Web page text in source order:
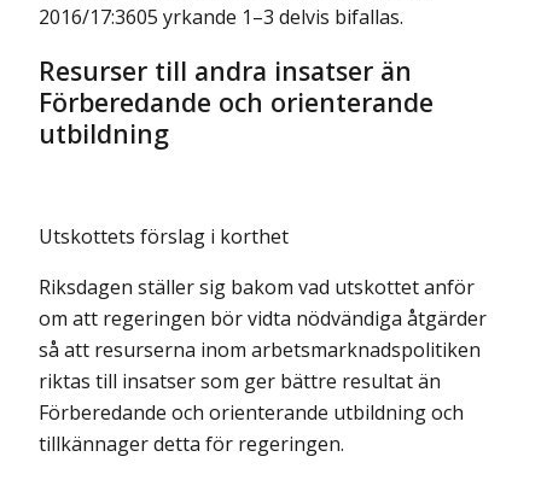
2016/17:3605 yrkande 1–3 delvis bifallas.
Resurser till andra insatser än
Förberedande och orienterande
utbildning
Utskottets förslag i korthet
Riksdagen ställer sig bakom vad utskottet anför
om att regeringen bör vidta nödvändiga åtgärder
så att resurserna inom arbets­marknads­­politiken
riktas till insatser som ger bättre resultat än
Förbe­redande och orienterande utbildning och
tillkännager detta för regeringen.